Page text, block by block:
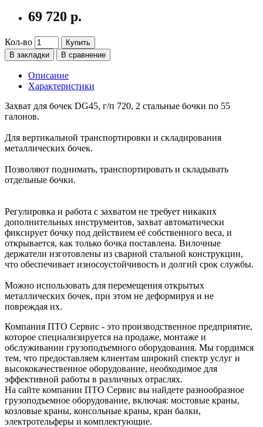
69 720 р.
Кол-во
Купить
В закладки
В сравнение
Описание
Характеристики
Захват для бочек DG45, г/п 720, 2 стальные бочки по 55
галонов.
Для вертикальной транспортировки и складирования
металлических бочек.
Позволяют поднимать, транспортировать и складывать
отдельные бочки.
Регулировка и работа с захватом не требует никаких
дополнительных инструментов, захват автоматически
фиксирует бочку под действием её собственного веса, и
открывается, как только бочка поставлена. Вилочные
держатели изготовлены из сварной стальной конструкции,
что обеспечивает износоустойчивость и долгий срок службы.
Можно использовать для перемещения открытых
металлических бочек, при этом не деформируя и не
повреждая их.
Компания ПТО Сервис - это производственное предприятие,
которое специализируется на продаже, монтаже и
обслуживании грузоподъемного оборудования. Мы гордимся
тем, что предоставляем клиентам широкий спектр услуг и
высококачественное оборудование, необходимое для
эффективной работы в различных отраслях.
На сайте компании ПТО Сервис вы найдете разнообразное
грузоподъемное оборудование, включая: мостовые краны,
козловые краны, консольные краны, кран балки,
электротельферы и комплектующие.